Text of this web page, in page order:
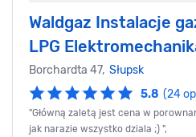
Waldgaz Instalacje
LPG
Borchardta 47, Słupsk
5.8 (24
"Główną zaletą jest cena w
jak narazie wszystko dziala ;) ",